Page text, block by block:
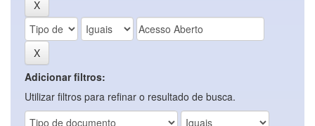
Adicionar filtros:
Utilizar filtros para refinar o resultado de busca.